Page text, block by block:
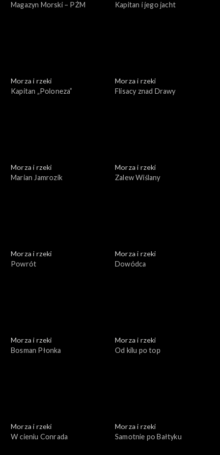
Magazyn Morski – PŻM
Kapitan i jego jacht
Morza i rzeki
Kapitan „Poloneza”
Morza i rzeki
Flisacy znad Drawy
Morza i rzeki
Marian Jamrozik
Morza i rzeki
Zalew Wiślany
Morza i rzeki
Powrót
Morza i rzeki
Dowódca
Morza i rzeki
Bosman Płonka
Morza i rzeki
Od kilu po top
Morza i rzeki
W cieniu Conrada
Morza i rzeki
Samotnie po Bałtyku